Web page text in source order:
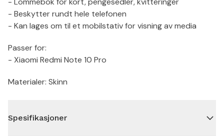
- Beskytter rundt hele telefonen
- Kan lages om til et mobilstativ for visning av media
Passer for:
- Xiaomi Redmi Note 10 Pro
Materialer: Skinn
Spesifikasjoner